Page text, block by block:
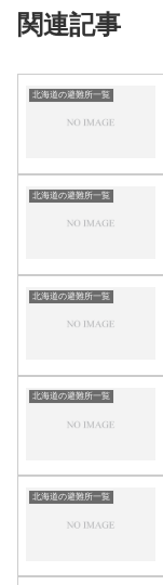
関連記事
北海道の避難所一覧
北海道の避難所一覧
北海道の避難所一覧
北海道の避難所一覧
北海道の避難所一覧